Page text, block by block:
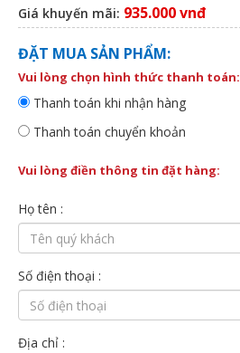
Giá khuyến mãi: 935.000 vnđ
ĐẶT MUA SẢN PHẨM:
Vui lòng chọn hình thức thanh toán:
Thanh toán khi nhận hàng
Thanh toán chuyển khoản
Vui lòng điền thông tin đặt hàng:
Họ tên :
Số điện thoại :
Địa chỉ :